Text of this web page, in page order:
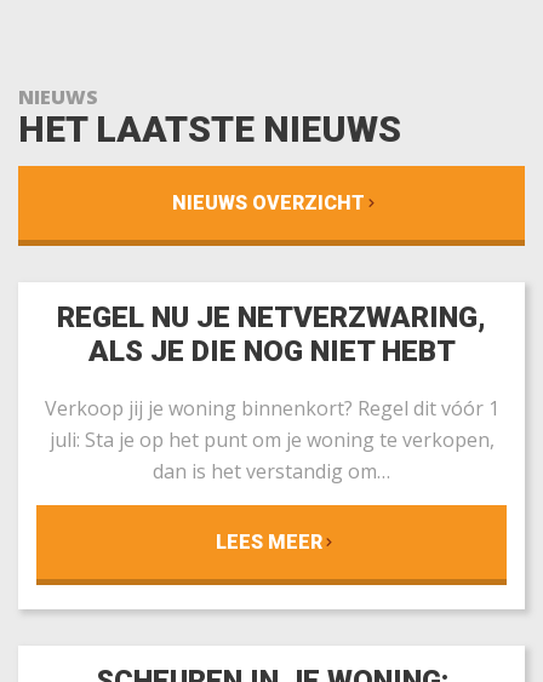
NIEUWS
HET LAATSTE NIEUWS
NIEUWS OVERZICHT
REGEL NU JE NETVERZWARING,
ALS JE DIE NOG NIET HEBT
Verkoop jij je woning binnenkort? Regel dit vóór 1
juli: Sta je op het punt om je woning te verkopen,
dan is het verstandig om…
LEES MEER